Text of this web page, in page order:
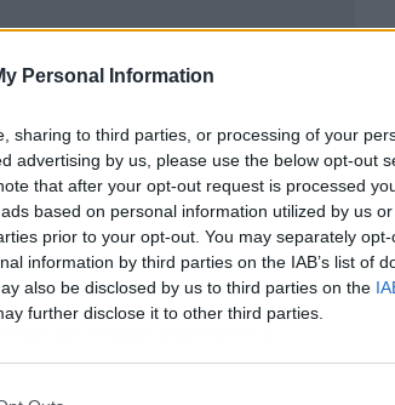
Personal Information
sharing to third parties, or processing of your
advertising by us, please use the below opt-out
that after your opt-out request is processed
based on personal information utilized by us
prior to your opt-out. You may separately
information by third parties on the IAB’s list of
also be disclosed by us to third parties on the
further disclose it to other third parties.
ha atribuido sus
nueva Comisión de
de Nombramientos y